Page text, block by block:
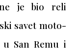
je bio reli
savet moto-
San Remu i